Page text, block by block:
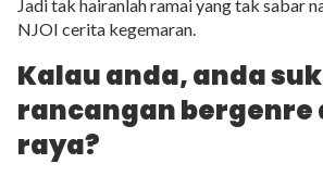
Jadi tak hairanlah ramai yang tak sabar
NJOI cerita kegemaran.
Kalau anda, anda
rancangan bergenre
raya?